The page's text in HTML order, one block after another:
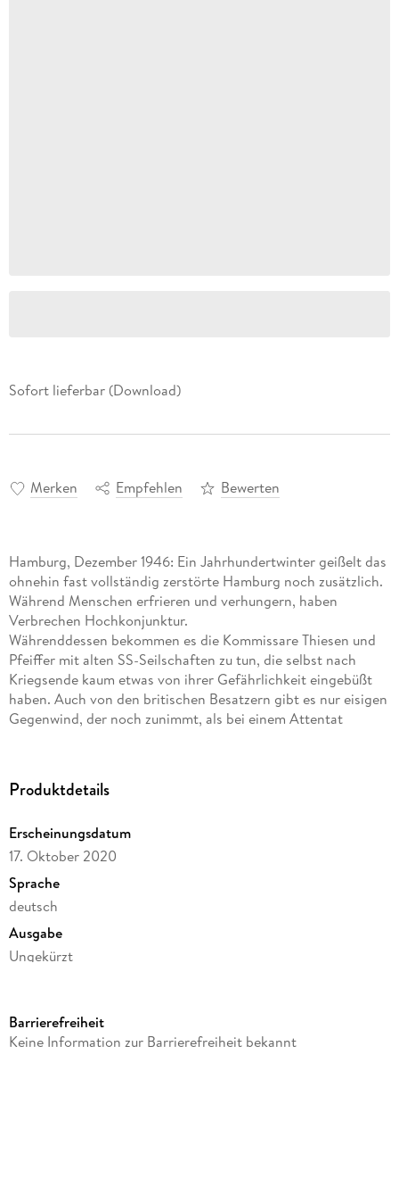
Sofort lieferbar (Download)
Merken Empfehlen Bewerten
Hamburg, Dezember 1946: Ein Jahrhundertwinter geißelt das
ohnehin fast vollständig zerstörte Hamburg noch zusätzlich.
Während Menschen erfrieren und verhungern, haben
Verbrechen Hochkonjunktur.
Währenddessen bekommen es die Kommissare Thiesen und
Pfeiffer mit alten SS-Seilschaften zu tun, die selbst nach
Kriegsende kaum etwas von ihrer Gefährlichkeit eingebüßt
haben. Auch von den britischen Besatzern gibt es nur eisigen
Gegenwind, der noch zunimmt, als bei einem Attentat
und Tod . . .
Produktdetails
Erscheinungsdatum
17. Oktober 2020
Sprache
deutsch
Ausgabe
Ungekürzt
Laufzeit
Barrierefreiheit
Keine Information zur Barrierefreiheit bekannt